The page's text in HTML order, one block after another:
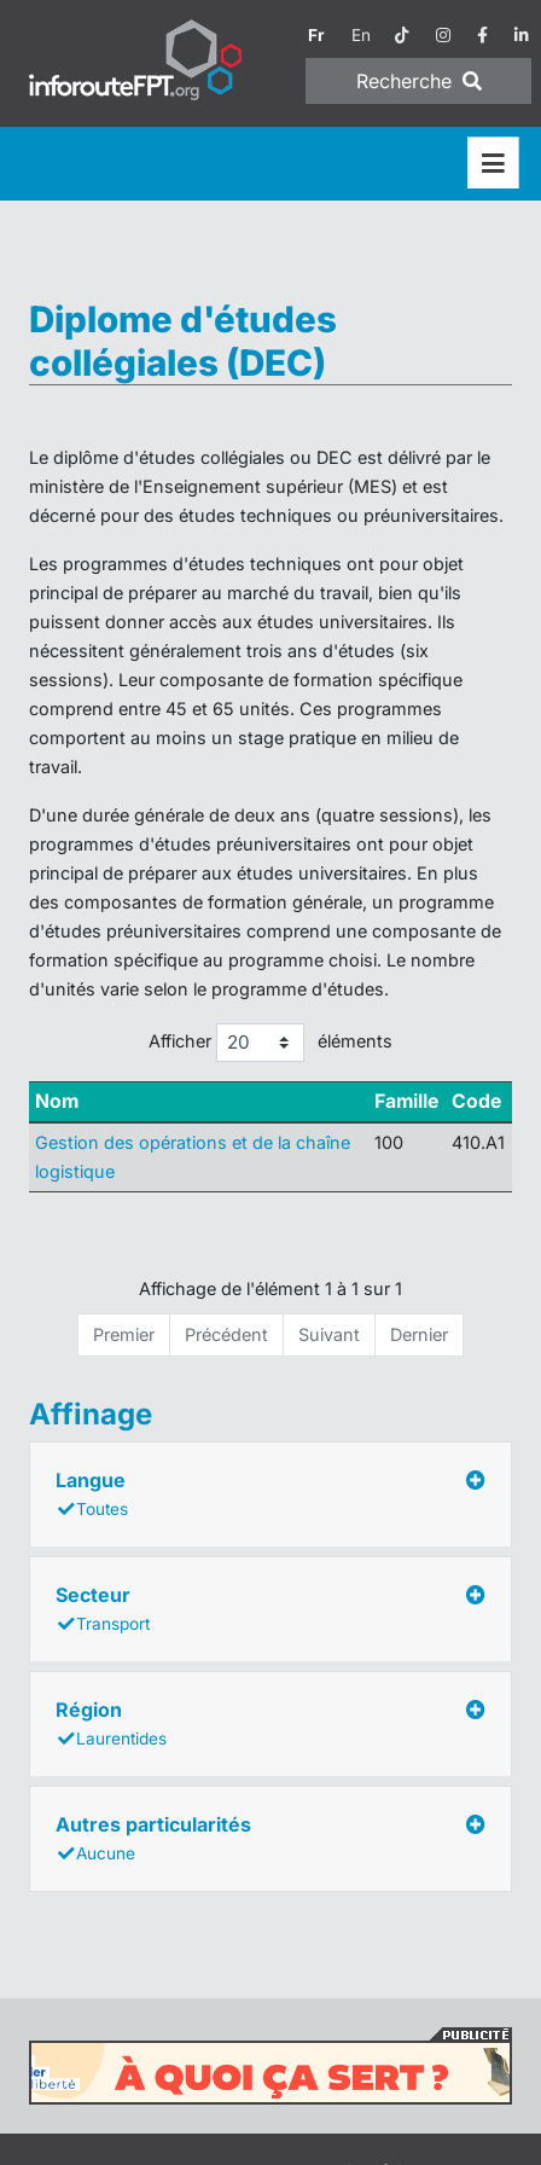
Fr En
Recherche
Diplome d'études
collégiales (DEC)
Le diplôme d'études collégiales ou DEC est délivré par le
ministère de l'Enseignement supérieur (MES) et est
décerné pour des études techniques ou préuniversitaires.
Les programmes d'études techniques ont pour objet
principal de préparer au marché du travail, bien qu'ils
puissent donner accès aux études universitaires. Ils
nécessitent généralement trois ans d'études (six
sessions). Leur composante de formation spécifique
comprend entre 45 et 65 unités. Ces programmes
comportent au moins un stage pratique en milieu de
travail.
D'une durée générale de deux ans (quatre sessions), les
programmes d'études préuniversitaires ont pour objet
principal de préparer aux études universitaires. En plus
des composantes de formation générale, un programme
d'études préuniversitaires comprend une composante de
formation spécifique au programme choisi. Le nombre
d'unités varie selon le programme d'études.
Afficher éléments
Nom Famille Code
Gestion des opérations et de la chaîne
logistique
100 410.A1
Affichage de l'élément 1 à 1 sur 1
Premier Précédent Suivant Dernier
Affinage
Langue
Toutes
Secteur
Transport
Région
Laurentides
Autres particularités
Aucune